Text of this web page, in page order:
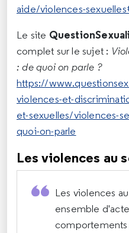
aide/violences-
Le site
complet sur le sujet :
: de quoi on parle ?
https://
violences-et-
et-sexuelles/violences-
quoi-on-parle
Les violences au
Les violences
ensemble